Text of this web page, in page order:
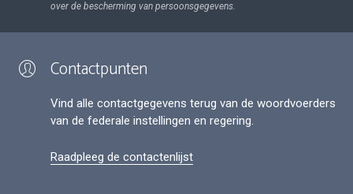
over de bescherming van persoonsgegevens.
Contactpunten
Vind alle contactgegevens terug van de woordvoerders
van de federale instellingen en regering.
Raadpleeg de contactenlijst